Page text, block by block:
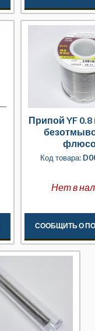
Припой YF 0.8
Код товара:
Нет в
СООБЩИТЬ О